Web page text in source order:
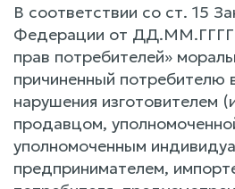
В соответствии со ст. 15
Федерации от
прав потребителей»
причиненный потребителю
нарушения изготовителем
продавцом,
уполномоченным
предпринимателем,